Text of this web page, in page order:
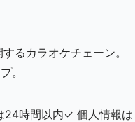
るカラオケチェーン。
。
24時間以内✓ 個人情報は